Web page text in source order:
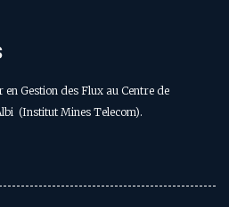
Gestion des Flux au Centre de
(Institut Mines Telecom).